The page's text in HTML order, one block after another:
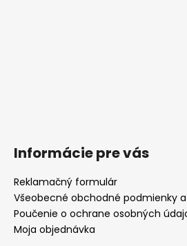
Informácie pre vás
Reklamačný formulár
Všeobecné obchodné podmienky
Poučenie o ochrane osobných
Moja objednávka